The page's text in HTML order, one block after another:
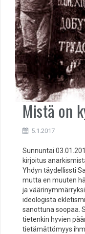
Mistä on
5.1.2017
Sunnuntai
kirjoitus
Yhdyn täydellissti
mutta en muuten
ja
ideologista
sanottuna soopaa.
tietenkin hyvien
tietämättömyys